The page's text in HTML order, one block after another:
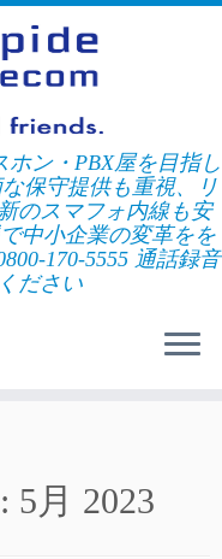
ン・PBX屋を目指し
保守提供も重視、リ
のスマフォ内線も安
中小企業の変革をを
170-5555 通話録音
ださい
5月 2023